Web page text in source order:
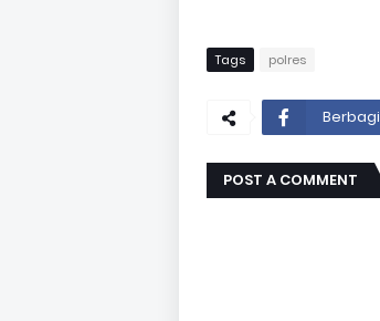
Tags polres
Berbagi
POST A COMMENT